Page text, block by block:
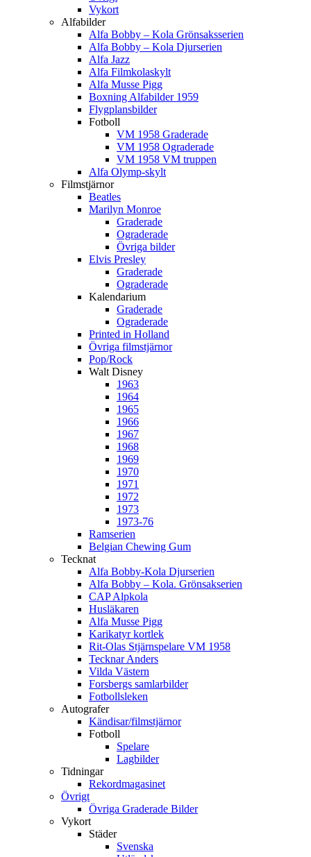
Vykort
Alfabilder
Alfa Bobby – Kola Grönsaksserien
Alfa Bobby – Kola Djurserien
Alfa Jazz
Alfa Filmkolaskylt
Alfa Musse Pigg
Boxning Alfabilder 1959
Flygplansbilder
Fotboll
VM 1958 Graderade
VM 1958 Ograderade
VM 1958 VM truppen
Alfa Olymp-skylt
Filmstjärnor
Beatles
Marilyn Monroe
Graderade
Ograderade
Övriga bilder
Elvis Presley
Graderade
Ograderade
Kalendarium
Graderade
Ograderade
Printed in Holland
Övriga filmstjärnor
Pop/Rock
Walt Disney
1963
1964
1965
1966
1967
1968
1969
1970
1971
1972
1973
1973-76
Ramserien
Belgian Chewing Gum
Tecknat
Alfa Bobby-Kola Djurserien
Alfa Bobby – Kola. Grönsakserien
CAP Alpkola
Husläkaren
Alfa Musse Pigg
Karikatyr kortlek
Rit-Olas Stjärnspelare VM 1958
Tecknar Anders
Vilda Västern
Forsbergs samlarbilder
Fotbollsleken
Autografer
Kändisar/filmstjärnor
Fotboll
Spelare
Lagbilder
Tidningar
Rekordmagasinet
Övrigt
Övriga Graderade Bilder
Vykort
Städer
Svenska